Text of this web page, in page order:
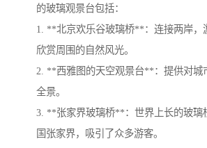
的玻璃观景台包括：
1. **北京欢乐谷玻璃桥**：连接两岸，
欣赏周围的自然风光。
2. **西雅图的天空观景台**：提供对城
全景。
3. **张家界玻璃桥**：世界上长的玻璃
国张家界，吸引了众多游客。